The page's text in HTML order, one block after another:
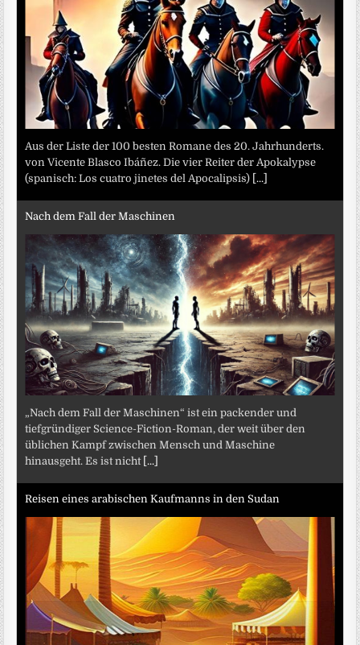
Aus der Liste der 100 besten Romane des 20. Jahrhunderts.
von Vicente Blasco Ibáñez. Die vier Reiter der Apokalypse
(spanisch: Los cuatro jinetes del Apocalipsis) [...]
Nach dem Fall der Maschinen
„Nach dem Fall der Maschinen“ ist ein packender und
tiefgründiger Science-Fiction-Roman, der weit über den
üblichen Kampf zwischen Mensch und Maschine
hinausgeht. Es ist nicht [...]
Reisen eines arabischen Kaufmanns in den Sudan